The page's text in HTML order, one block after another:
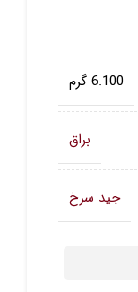
6.100 گرم
براق
جید سرخ